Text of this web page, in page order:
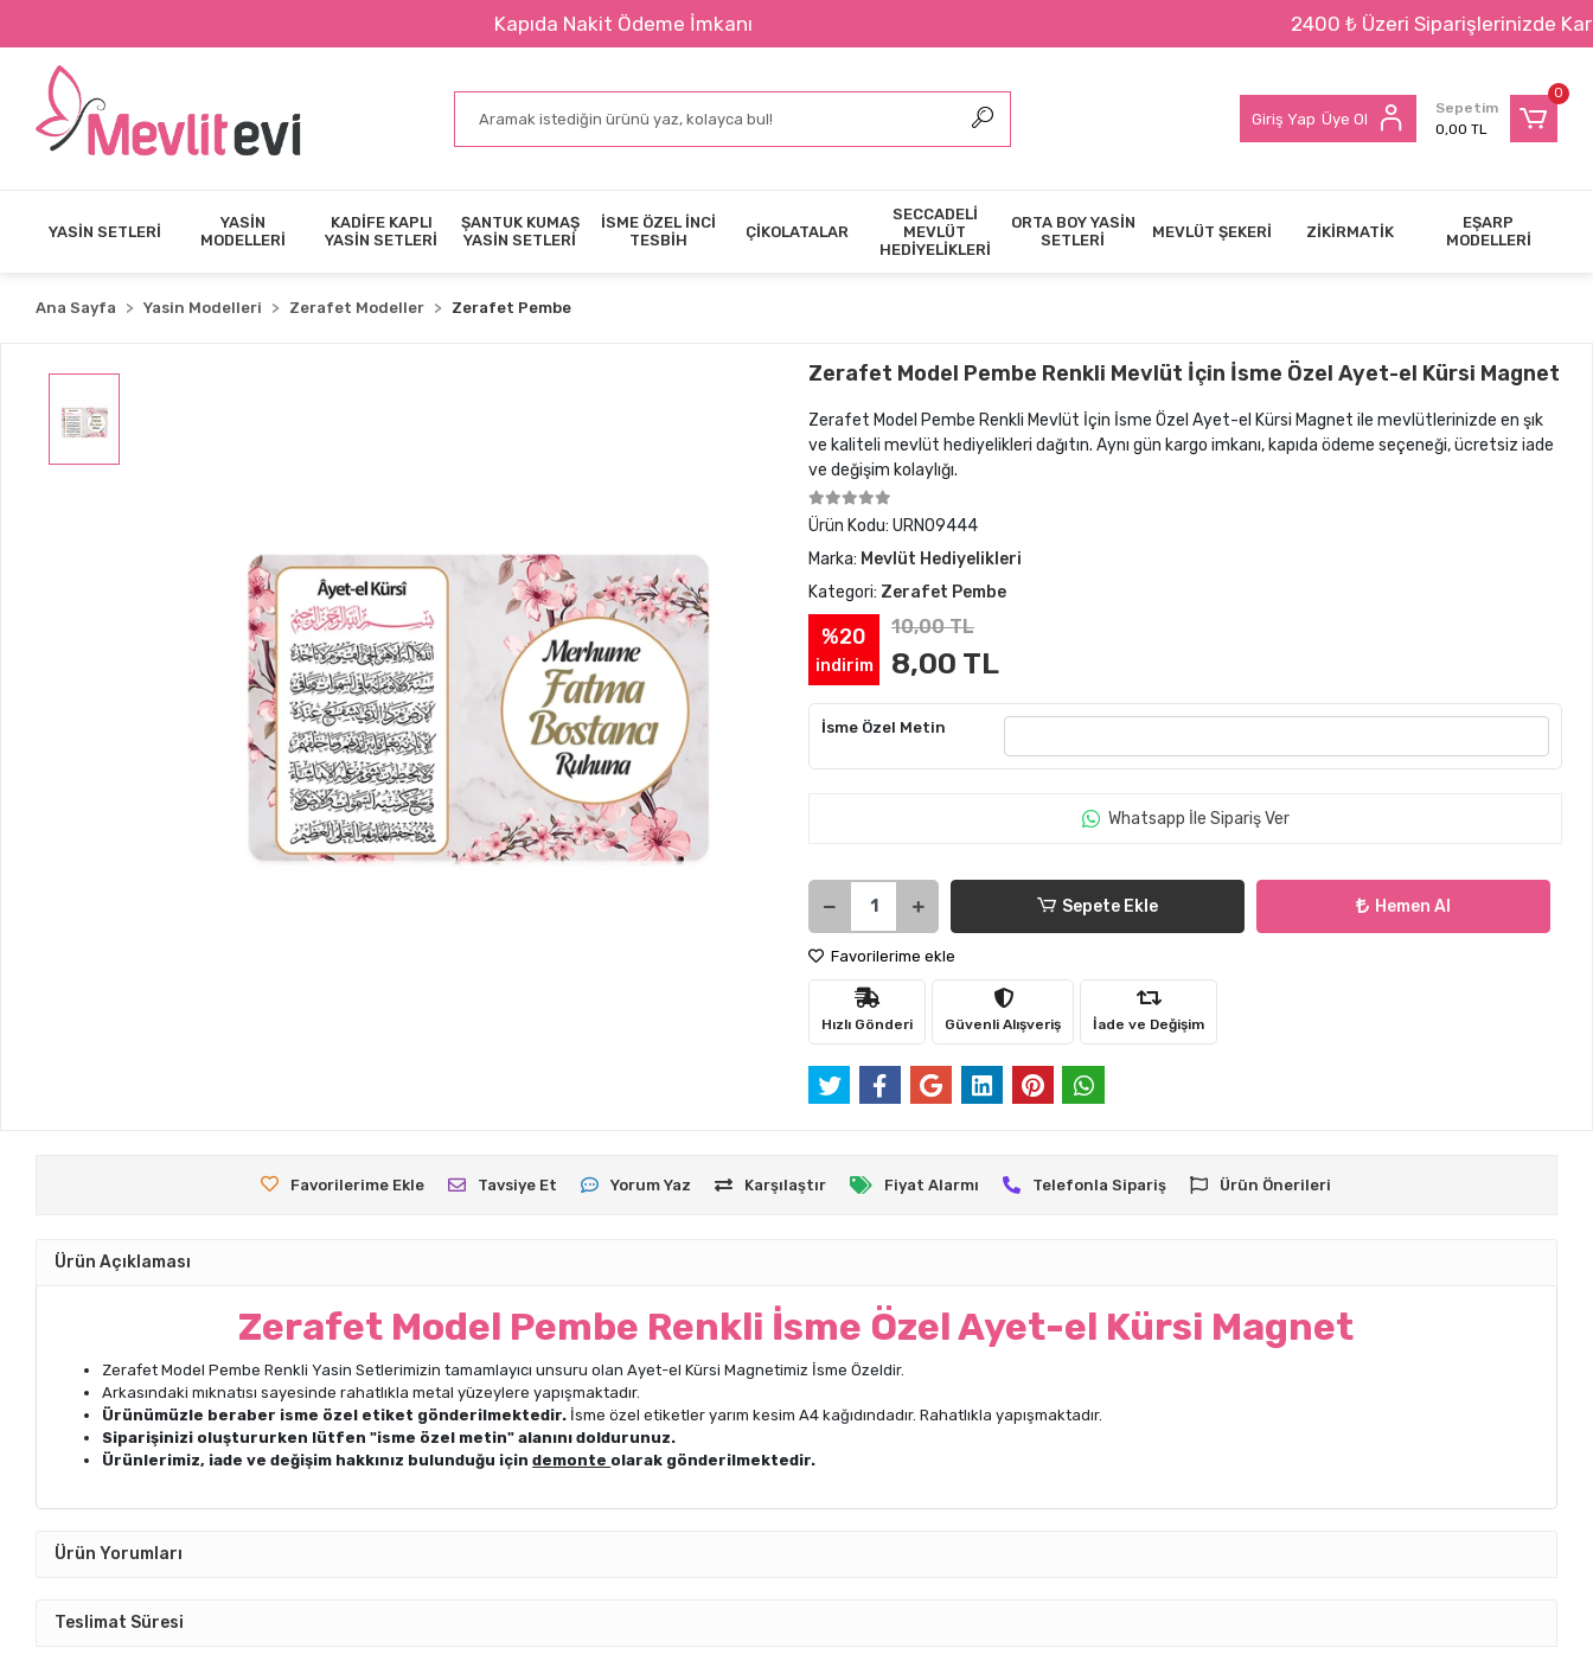
Kapıda Nakit Ödeme İmkanı 2400 ₺ Üzeri Siparişlerinizde Kargo
Giriş Yap Üye Ol
0
Sepetim
0,00 TL
YASİN SETLERİ
YASİN
MODELLERİ
KADİFE KAPLI
YASİN SETLERİ
ŞANTUK KUMAŞ
YASİN SETLERİ
İSME ÖZEL İNCİ
TESBİH
ÇİKOLATALAR
SECCADELİ
MEVLÜT
HEDİYELİKLERİ
ORTA BOY YASİN
SETLERİ
MEVLÜT ŞEKERİ ZİKİRMATİK
EŞARP
MODELLERİ
Ana Sayfa Yasin Modelleri Zerafet Modeller Zerafet Pembe
Zerafet Model Pembe Renkli Mevlüt İçin İsme Özel Ayet-el Kürsi Magnet
Zerafet Model Pembe Renkli Mevlüt İçin İsme Özel Ayet-el Kürsi Magnet ile mevlütlerinizde en şık
ve kaliteli mevlüt hediyelikleri dağıtın. Aynı gün kargo imkanı, kapıda ödeme seçeneği, ücretsiz iade
ve değişim kolaylığı.
Ürün Kodu: URN09444
Marka: Mevlüt Hediyelikleri
Kategori: Zerafet Pembe
%20
indirim
10,00 TL
8,00 TL
İsme Özel Metin
Whatsapp İle Sipariş Ver
Sepete Ekle Hemen Al
Favorilerime ekle
Hızlı Gönderi Güvenli Alışveriş İade ve Değişim
Favorilerime Ekle Tavsiye Et Yorum Yaz Karşılaştır Fiyat Alarmı Telefonla Sipariş Ürün Önerileri
Ürün Açıklaması
Zerafet Model Pembe Renkli İsme Özel Ayet-el Kürsi Magnet
Zerafet Model Pembe Renkli Yasin Setlerimizin tamamlayıcı unsuru olan Ayet-el Kürsi Magnetimiz İsme Özeldir.
Arkasındaki mıknatısı sayesinde rahatlıkla metal yüzeylere yapışmaktadır.
Ürünümüzle beraber isme özel etiket gönderilmektedir. İsme özel etiketler yarım kesim A4 kağıdındadır. Rahatlıkla yapışmaktadır.
Siparişinizi oluştururken lütfen "isme özel metin" alanını doldurunuz.
Ürünlerimiz, iade ve değişim hakkınız bulunduğu içindemonte olarak gönderilmektedir.
Ürün Yorumları
Teslimat Süresi